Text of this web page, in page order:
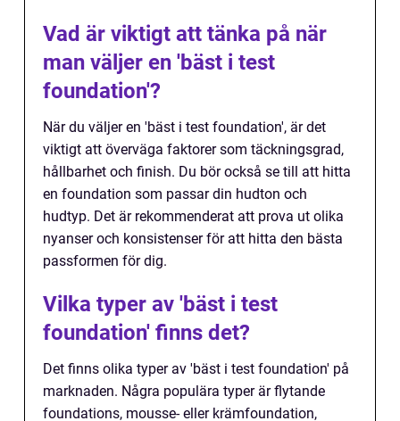
Vad är viktigt att tänka på när
man väljer en 'bäst i test
foundation'?
När du väljer en 'bäst i test foundation', är det
viktigt att överväga faktorer som täckningsgrad,
hållbarhet och finish. Du bör också se till att hitta
en foundation som passar din hudton och
hudtyp. Det är rekommenderat att prova ut olika
nyanser och konsistenser för att hitta den bästa
passformen för dig.
Vilka typer av 'bäst i test
foundation' finns det?
Det finns olika typer av 'bäst i test foundation' på
marknaden. Några populära typer är flytande
foundations, mousse- eller krämfoundation,